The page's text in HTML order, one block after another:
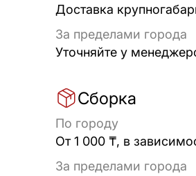
Доставка
За пределами города
Уточняйте у
Сборка
По городу
От 1 000 ₸, в
За пределами города